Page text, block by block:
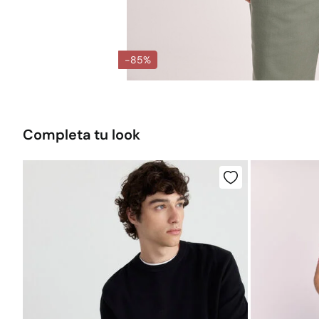
-85%
Completa tu look